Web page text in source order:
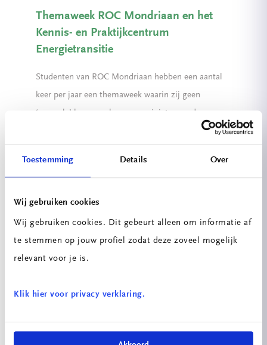
Toestemming Details Over
Wij gebruiken cookies
Wij gebruiken cookies. Dit gebeurt alleen om informatie af
te stemmen op jouw profiel zodat deze zoveel mogelijk
relevant voor je is.
Klik hier voor privacy verklaring.
Themaweek ROC Mondriaan en het
Kennis- en Praktijkcentrum
Energietransitie
Studenten van ROC Mondriaan hebben een aantal
keer per jaar een themaweek waarin zij geen
‘normale’ lessen volgen, maar juist op andere
28 11 2019
Lees verder
Nico is sinds 1 mei aan de slag als practor
Energietransitie. Nico is als werktuigbouwkundige